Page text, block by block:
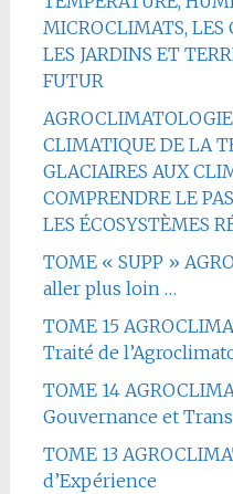
MICROCLIMATS, LES
LES JARDINS ET
FUTUR
CLIMATIQUE DE LA
GLACIAIRES AUX
COMPRENDRE LE
LES ÉCOSYSTÈMES
TOME « SUPP »
aller plus loin …
TOME 15
Traité de
TOME 14
Gouvernance et
TOME 13
d’Expérience